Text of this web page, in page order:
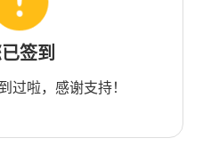
签到
过啦，感谢支持！